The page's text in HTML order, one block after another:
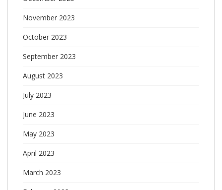
November 2023
October 2023
September 2023
August 2023
July 2023
June 2023
May 2023
April 2023
March 2023